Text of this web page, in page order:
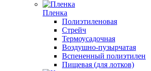
Пленка
Полиэтиленовая
Стрейч
Термоусадочная
Воздушно-пузырчатая
Вспененный полиэтилен
Пищевая (для лотков)